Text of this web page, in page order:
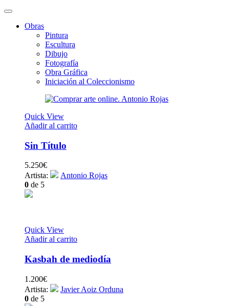
Obras
Pintura
Escultura
Dibujo
Fotografía
Obra Gráfica
Iniciación al Coleccionismo
Quick View
Añadir al carrito
Sin Título
5.250€
Artista:
Antonio Rojas
0 de 5
Quick View
Añadir al carrito
Kasbah de mediodía
1.200€
Artista:
Javier Aoiz Orduna
0 de 5